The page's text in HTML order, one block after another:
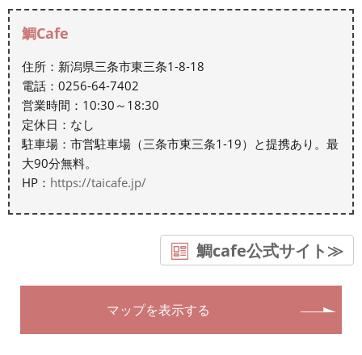
鯛Cafe
住所：新潟県三条市東三条1‐8‐18
電話：0256-64-7402
営業時間：10:30～18:30
定休日：なし
駐車場：市営駐車場（三条市東三条1-19）と提携あり。最
大90分無料。
HP： https://taicafe.jp/
鯛cafe公式サイト≫
マップを表示する